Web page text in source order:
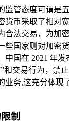
监管态度可谓是
货币采取了相对
合法交易，为加
些国家则对加密
中国在 2021 年
和交易行为，禁
业务,这充分体现
制